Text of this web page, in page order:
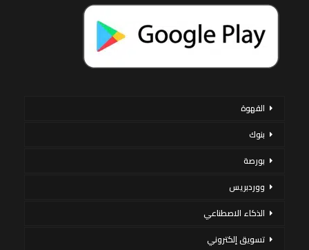
القهوة
بنوك
بورصة
ووردبريس
الذكاء الاصطناعي
تسويق إلكتروني